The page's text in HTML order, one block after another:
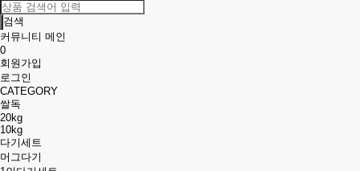
당일) 작업대출하는곳 ·텔@fast6699· 대학생작업대출 작업대출사이트
호치민포커 ▷텔@HCMHOLDEM◁ 호치민홀덤펍 사이공홀덤룸
업체) 작업대출하는곳 〈텔@fast6699〉 작업대출사이트 작업대출하는곳
호치민포커 ➤텔@HCMHOLDEM➤ 베트남홀덤펍 베트남홀덤룸
당일) 작업대출하는곳 ·텔@fast6699· 대학생작업대출 작업대출사이트
검색
커뮤니티 메인
0
회원가입
로그인
CATEGORY
쌀독
20kg
10kg
다기세트
머그다기